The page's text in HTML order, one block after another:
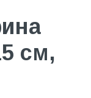
см,